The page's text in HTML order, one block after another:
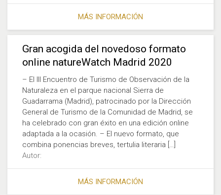
MÁS INFORMACIÓN
Gran acogida del novedoso formato
online natureWatch Madrid 2020
– El III Encuentro de Turismo de Observación de la
Naturaleza en el parque nacional Sierra de
Guadarrama (Madrid), patrocinado por la Dirección
General de Turismo de la Comunidad de Madrid, se
ha celebrado con gran éxito en una edición online
adaptada a la ocasión. – El nuevo formato, que
combina ponencias breves, tertulia literaria […]
Autor:
MÁS INFORMACIÓN